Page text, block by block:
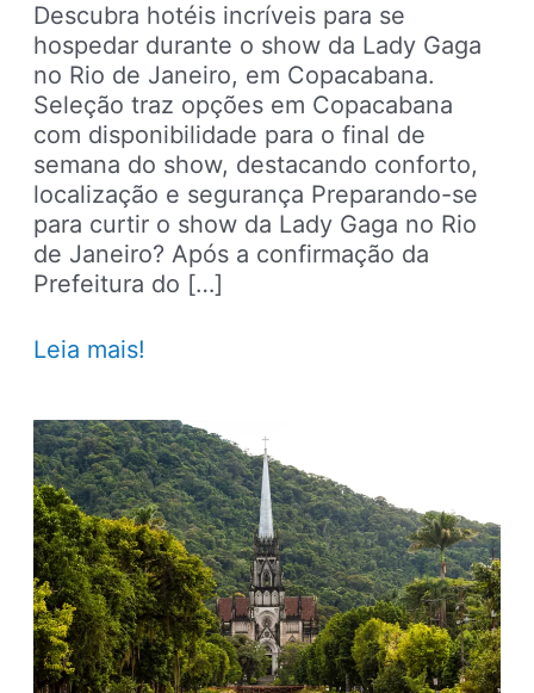
Descubra hotéis incríveis para se
hospedar durante o show da Lady Gaga
no Rio de Janeiro, em Copacabana.
Seleção traz opções em Copacabana
com disponibilidade para o final de
semana do show, destacando conforto,
localização e segurança Preparando-se
para curtir o show da Lady Gaga no Rio
de Janeiro? Após a confirmação da
Prefeitura do […]
Lady
Rio:
14
hotéis
para
ir
no
show
em
segurança
Leia mais!